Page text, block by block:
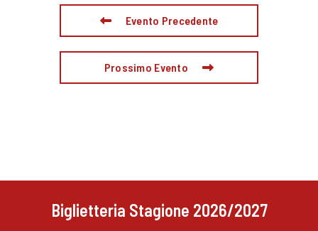
Evento Precedente
Prossimo Evento
Biglietteria Stagione 2026/2027